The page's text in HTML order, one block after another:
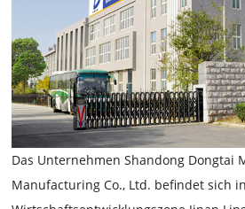
Das Unternehmen Shandong Dongtai
Manufacturing Co., Ltd. befindet sich